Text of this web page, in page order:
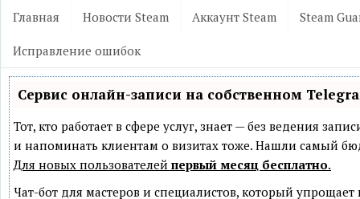
Главная Новости Steam Аккаунт Steam Steam
Исправление ошибок
Сервис онлайн-записи на собственном
Тот, кто работает в сфере услуг, знает — без ведения
и напоминать клиентам о визитах тоже. Нашли самый
Для новых пользователей первый месяц бесплатно.
Чат-бот для мастеров и специалистов, который